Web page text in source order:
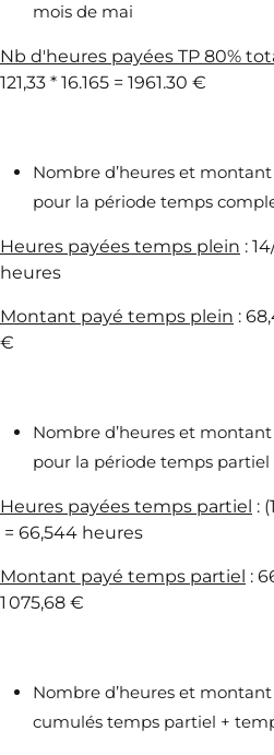
mois de mai
Nb d'heures payées TP 80%
121,33 * 16.165 = 1961.30 €
Nombre d’heures et
pour la période temps
Heures payées temps plein :
heures
Montant payé temps plein :
€
Nombre d’heures et
pour la période temps partiel
Heures payées temps partiel :
= 66,544 heures
Montant payé temps partiel :
1 075,68 €
Nombre d’heures et
cumulés temps partiel +